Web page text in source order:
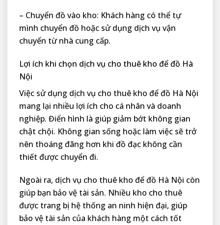
– Chuyển đồ vào kho: Khách hàng có thể tự
mình chuyển đồ hoặc sử dụng dịch vụ vận
chuyển từ nhà cung cấp.
Lợi ích khi chọn dịch vụ cho thuê kho để đồ Hà
Nội
Việc sử dụng dịch vụ cho thuê kho để đồ Hà Nội
mang lại nhiều lợi ích cho cá nhân và doanh
nghiệp. Điển hình là giúp giảm bớt không gian
chật chội. Không gian sống hoặc làm việc sẽ trở
nên thoáng đãng hơn khi đồ đạc không cần
thiết được chuyển đi.
Ngoài ra, dịch vụ cho thuê kho để đồ Hà Nội còn
giúp bạn bảo vệ tài sản. Nhiều kho cho thuê
được trang bị hệ thống an ninh hiện đại, giúp
bảo vệ tài sản của khách hàng một cách tốt